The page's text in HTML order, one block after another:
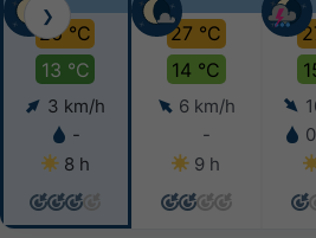
26 °C
13 °C
3 km/h
-
8 h
27 °C
14 °C
6 km/h
-
9 h
❯